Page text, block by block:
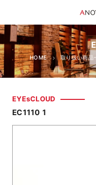
HOME 取り扱い商品
EYEsCLOUD
EC1110 1